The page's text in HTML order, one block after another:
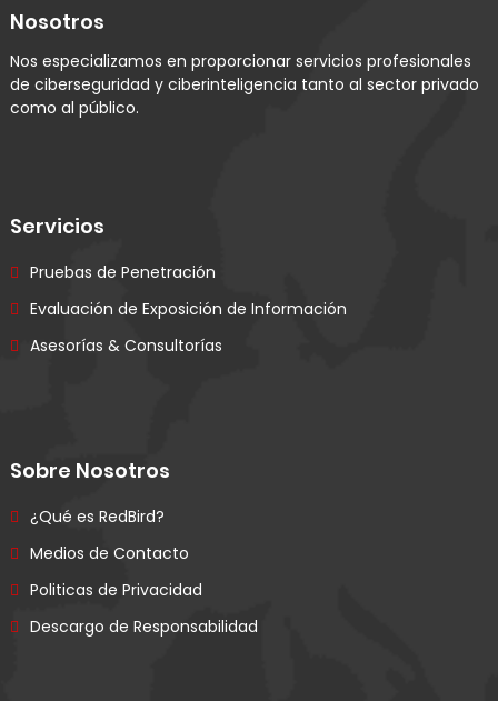
Nosotros
Nos especializamos en proporcionar servicios profesionales
de ciberseguridad y ciberinteligencia tanto al sector privado
como al público.
Servicios
Pruebas de Penetración
Evaluación de Exposición de Información
Asesorías & Consultorías
Sobre Nosotros
¿Qué es RedBird?
Medios de Contacto
Politicas de Privacidad
Descargo de Responsabilidad